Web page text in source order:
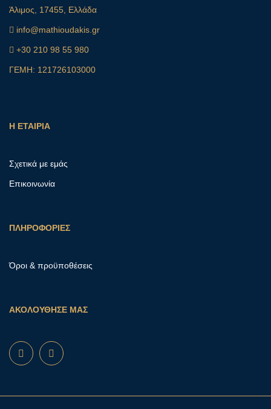
Άλιμος, 17455, Ελλάδα
info@mathioudakis.gr
+30 210 98 55 980
ΓΕΜΗ: 121726103000
Η ΕΤΑΙΡΙΑ
Σχετικά με εμάς
Επικοινωνία
ΠΛΗΡΟΦΟΡΙΕΣ
Όροι & προϋποθέσεις
ΑΚΟΛΟΥΘΗΣΕ ΜΑΣ